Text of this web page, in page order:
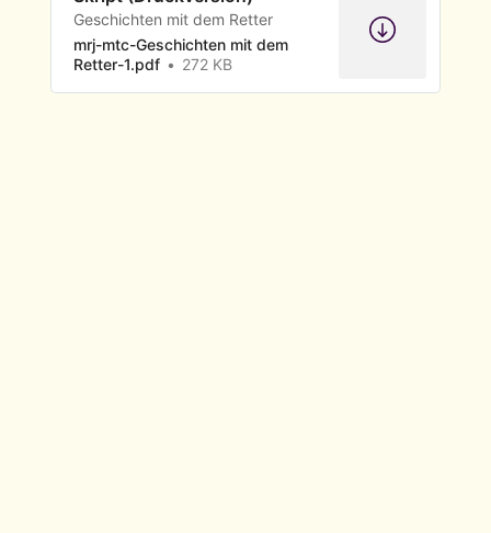
Geschichten mit dem Retter
mrj-mtc-Geschichten mit dem
Retter-1.pdf
272 KB